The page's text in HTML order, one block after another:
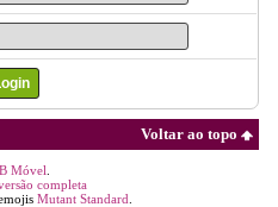
Voltar ao topo
Móvel
completa
Mutant Standard